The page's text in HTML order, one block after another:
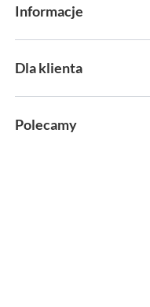
Informacje
Dla klienta
Polecamy